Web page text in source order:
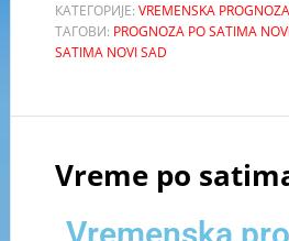
КАТЕГОРИЈЕ: VREMENSKA PROGNOZA
ТАГОВИ: PROGNOZA PO SATIMA
SATIMA NOVI SAD
Vreme po